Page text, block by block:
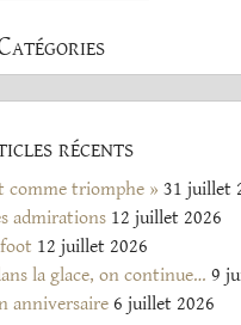
récents
comme triomphe » 31 juillet
admirations 12 juillet 2026
12 juillet 2026
la glace, on continue… 9
anniversaire 6 juillet 2026